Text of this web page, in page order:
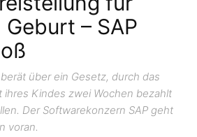
– SAP
über ein Gesetz, durch das
ihres Kindes zwei Wochen bezahlt
Der Softwarekonzern SAP geht
voran.